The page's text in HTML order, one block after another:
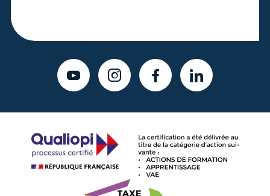
YOUTUBEINSTAGRAMFACEBOOKLINKEDIN